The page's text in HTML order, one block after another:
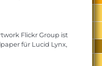
Flickr Group ist
für Lucid Lynx,